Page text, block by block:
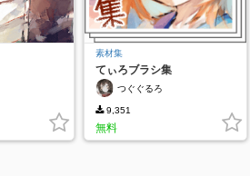
素材集
てぃろブラシ集
つぐぐるろ
9,351
無料